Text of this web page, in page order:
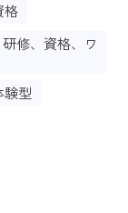
格
修、資格、ワ
験型